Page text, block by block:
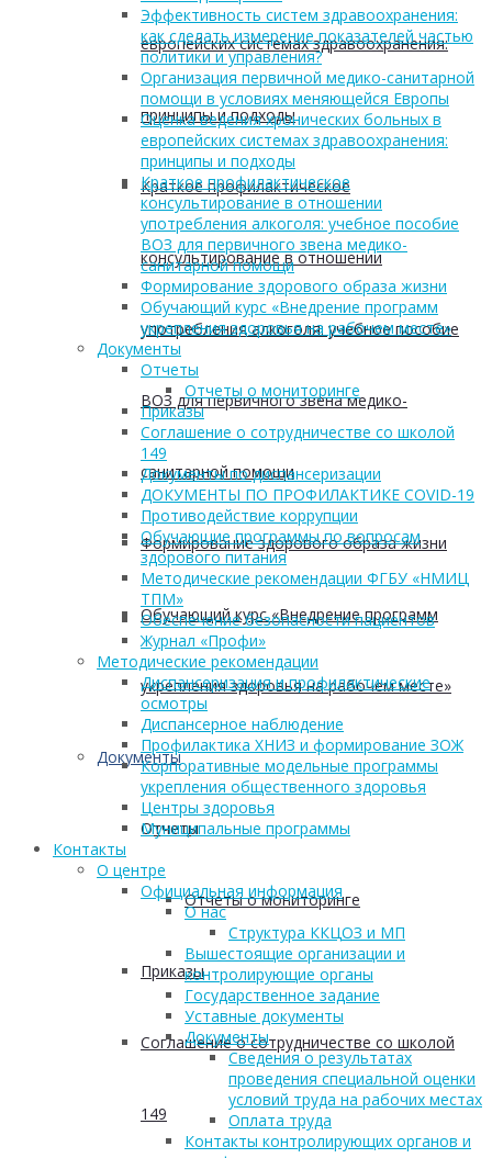
европейских системах здравоохранения:
принципы и подходы
Краткое профилактическое
консультирование в отношении
употребления алкоголя: учебное пособие
ВОЗ для первичного звена медико-
санитарной помощи
Формирование здорового образа жизни
Обучающий курс «Внедрение программ
укрепления здоровья на рабочем месте»
Документы
Отчеты
Отчеты о мониторинге
Приказы
Соглашение о сотрудничестве со школой
149
Эффективность систем здравоохранения:
как сделать измерение показателей частью
политики и управления?
Организация первичной медико-санитарной
помощи в условиях меняющейся Европы
Оценка ведения хронических больных в
европейских системах здравоохранения:
принципы и подходы
Краткое профилактическое
консультирование в отношении
употребления алкоголя: учебное пособие
ВОЗ для первичного звена медико-
санитарной помощи
Формирование здорового образа жизни
Обучающий курс «Внедрение программ
укрепления здоровья на рабочем месте»
Документы
Отчеты
Отчеты о мониторинге
Приказы
Соглашение о сотрудничестве со школой
149
Документы по диспансеризации
ДОКУМЕНТЫ ПО ПРОФИЛАКТИКЕ COVID-19
Противодействие коррупции
Обучающие программы по вопросам
здорового питания
Методические рекомендации ФГБУ «НМИЦ
ТПМ»
Обеспечение безопасности пациентов
Журнал «Профи»
Методические рекомендации
Диспансеризация и профилактические
осмотры
Диспансерное наблюдение
Профилактика ХНИЗ и формирование ЗОЖ
Корпоративные модельные программы
укрепления общественного здоровья
Центры здоровья
Муниципальные программы
Контакты
О центре
Официальная информация
О нас
Структура ККЦОЗ и МП
Вышестоящие организации и
контролирующие органы
Государственное задание
Уставные документы
Документы
Сведения о результатах
проведения специальной оценки
условий труда на рабочих местах
Оплата труда
Контакты контролирующих органов и